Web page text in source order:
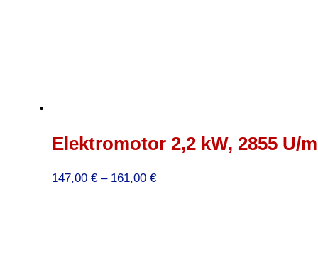
Elektromotor 2,2 kW, 2855 U/
147,00 € – 161,00 €Preisspanne: